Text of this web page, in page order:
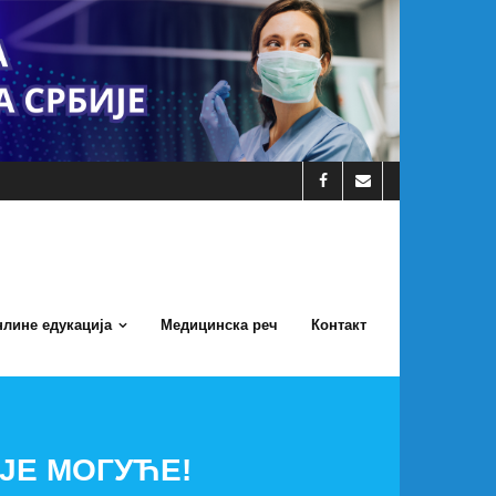
едукација Медицинска реч Контакт
МОГУЋЕ!